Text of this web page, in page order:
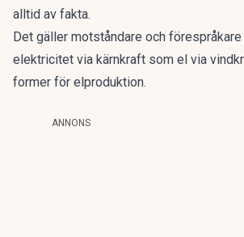
alltid av fakta.
Det gäller motståndare och
elektricitet via kärnkraft som el via
former för elproduktion.
ANNONS